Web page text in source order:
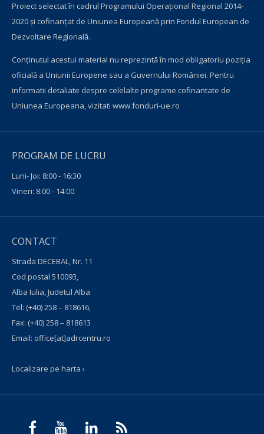
Proiect selectat în cadrul Programului Operațional Regional 2014-
2020 și cofinanțat de Uniunea Europeană prin Fondul European de
Dezvoltare Regională.
Conţinutul acestui material nu reprezintă în mod obligatoriu poziţia
oficială a Uniunii Europene sau a Guvernului României. Pentru
informatii detaliate despre celelalte programe cofinantate de
Uniunea Europeana, vizitati www.fonduri-ue.ro
PROGRAM DE LUCRU
Luni- Joi: 8:00 - 16:30
Vineri: 8:00 - 14:00
CONTACT
Strada DECEBAL, Nr. 11
Cod postal 510093,
Alba Iulia, Judetul Alba
Tel: (+40) 258 – 818616,
Fax: (+40) 258 – 818613
Email: office[at]adrcentru.ro
Localizare pe harta ›